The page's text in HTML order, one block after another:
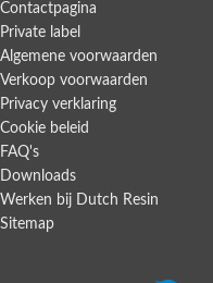
Contactpagina
Private label
Algemene voorwaarden
Verkoop voorwaarden
Privacy verklaring
Cookie beleid
FAQ's
Downloads
Werken bij Dutch Resin
Sitemap